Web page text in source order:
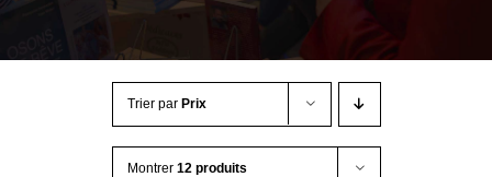
Trier par Prix
Montrer 12 produits